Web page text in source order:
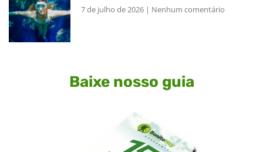
7 de julho de 2026
Nenhum comentário
Baixe nosso guia